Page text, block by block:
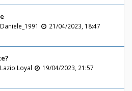
Daniele_1991
21/04/2023, 18:47
Lazio Loyal
19/04/2023, 21:57